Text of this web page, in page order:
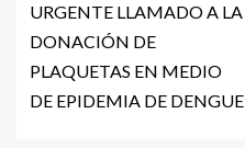
URGENTE LLAMADO A LA
DONACIÓN DE
PLAQUETAS EN MEDIO
DE EPIDEMIA DE DENGUE